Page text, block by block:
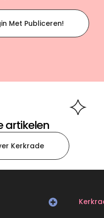
Met Publiceren!
artikelen
Kerkrade